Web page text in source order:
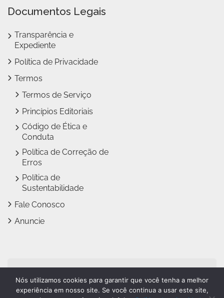
Documentos Legais
Transparência e
Expediente
Política de Privacidade
Termos
Termos de Serviço
Princípios Editoriais
Código de Ética e
Conduta
Política de Correção de
Erros
Política de
Sustentabilidade
Fale Conosco
Anuncie
Jundiaí Notícias faz parte
doGrupo Novo Dia
Nós utilizamos cookies para garantir que você tenha a melhor
experiência em nosso site. Se você continua a usar este site,